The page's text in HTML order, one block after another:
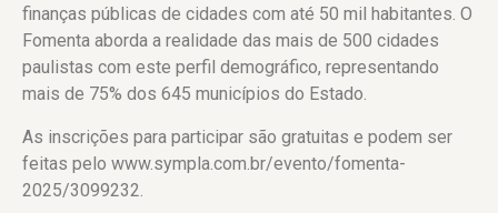
finanças públicas de cidades com até 50 mil habitantes. O
Fomenta aborda a realidade das mais de 500 cidades
paulistas com este perfil demográfico, representando
mais de 75% dos 645 municípios do Estado.
As inscrições para participar são gratuitas e podem ser
feitas pelo www.sympla.com.br/evento/fomenta-
2025/3099232.